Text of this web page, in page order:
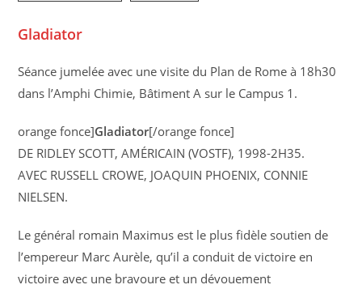
Gladiator
Séance jumelée avec une visite du Plan de Rome à 18h30
dans l’Amphi Chimie, Bâtiment A sur le Campus 1.
orange fonce]Gladiator[/orange fonce]
DE RIDLEY SCOTT, AMÉRICAIN (VOSTF), 1998-2H35.
AVEC RUSSELL CROWE, JOAQUIN PHOENIX, CONNIE
NIELSEN.
Le général romain Maximus est le plus fidèle soutien de
l’empereur Marc Aurèle, qu’il a conduit de victoire en
victoire avec une bravoure et un dévouement